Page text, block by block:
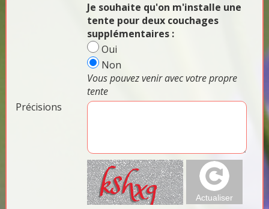
Je souhaite qu'on m'installe une
tente pour deux couchages
supplémentaires :
Oui
Non
Vous pouvez venir avec votre propre
tente
Précisions